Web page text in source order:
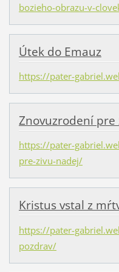
bozieho-obrazu-v-
Útek do Emauz
https://pater-
Znovuzrodení pre
https://pater-
pre-zivu-nadej/
Kristus vstal z
https://pater-
pozdrav/